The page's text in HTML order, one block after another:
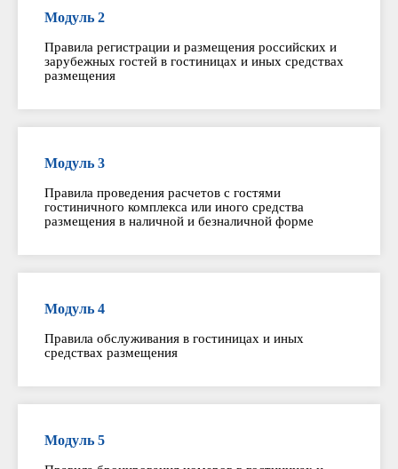
Модуль 2
Правила регистрации и размещения российских и
зарубежных гостей в гостиницах и иных средствах
размещения
Модуль 3
Правила проведения расчетов с гостями
гостиничного комплекса или иного средства
размещения в наличной и безналичной форме
Модуль 4
Правила обслуживания в гостиницах и иных
средствах размещения
Модуль 5